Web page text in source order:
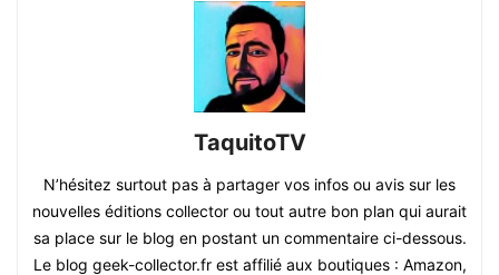
TaquitoTV
N’hésitez surtout pas à partager vos infos ou avis sur les
nouvelles éditions collector ou tout autre bon plan qui aurait
sa place sur le blog en postant un commentaire ci-dessous.
Le blog geek-collector.fr est affilié aux boutiques : Amazon,